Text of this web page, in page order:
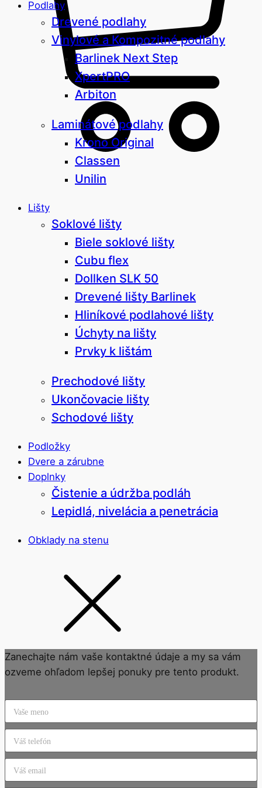
Podlahy
Drevené podlahy
Vinylové a Kompozitné podlahy
Barlinek Next Step
XpertPRO
Arbiton
Laminátové podlahy
Krono Original
Classen
Unilin
Lišty
Soklové lišty
Biele soklové lišty
Cubu flex
Dollken SLK 50
Drevené lišty Barlinek
Hliníkové podlahové lišty
Úchyty na lišty
Prvky k lištám
Prechodové lišty
Ukončovacie lišty
Schodové lišty
Podložky
Dvere a zárubne
Doplnky
Čistenie a údržba podláh
Lepidlá, nivelácia a penetrácia
Obklady na stenu
Zanechajte nám vaše kontaktné údaje a my sa vám
ozveme ohľadom lepšej ponuky pre tento produkt.